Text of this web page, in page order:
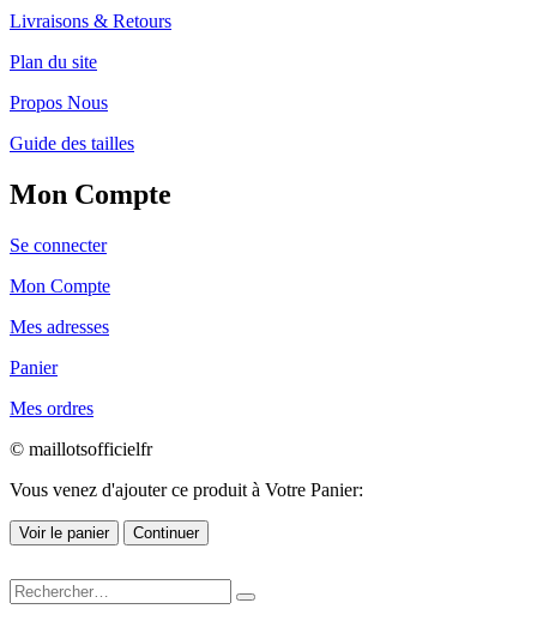
Livraisons & Retours
Plan du site
Propos Nous
Guide des tailles
Mon Compte
Se connecter
Mon Compte
Mes adresses
Panier
Mes ordres
© maillotsofficielfr
Vous venez d'ajouter ce produit à Votre Panier:
Voir le panier Continuer